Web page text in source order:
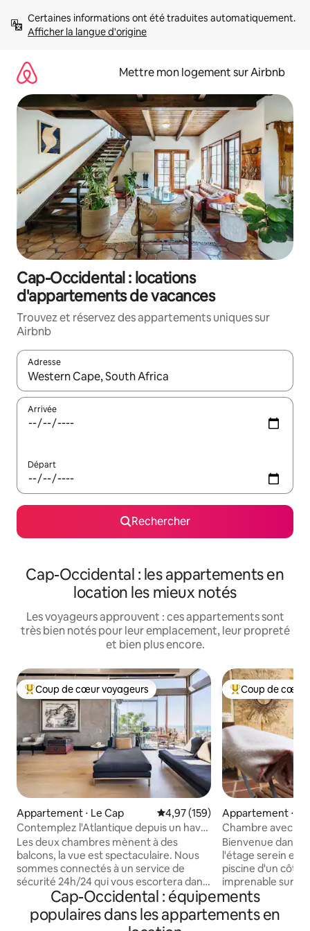
directement
Afficher la langue d'origine
Mettre mon logement sur Airbnb
Cap-Occidental : locations
d'appartements de vacances
Trouvez et réservez des appartements uniques sur
Airbnb
Adresse
Lorsque les résultats s'affichent, utilisez les flèches vers le
Arrivée
Départ
Rechercher
Cap-Occidental : les appartements en
location les mieux notés
Les voyageurs approuvent : ces appartements sont
très bien notés pour leur emplacement, leur propreté
et bien plus encore.
Coups de cœur voyageurs les plus appréciés
Coup de cœur voyageurs
Appartement ⋅ Le Cap Évaluation moyenne sur la
4,97 (159)
Contemplez l'Atlantique depuis un havre
vitré
Les deux chambres mènent à des
balcons, la vue est spectaculaire. Nous
sommes connectés à un service de
sécurité 24h/24 qui vous escortera dans
l'appartement si vous rentrez tard ou
seul. L'ensemble de l'appartement est
disponible. Cuisine salon salle à manger
Coups de cœur
Coup de cœur
Appartement ⋅
Chambre avec
Bienvenue dans
l'étage serein et
piscine d'un côté
imprenable sur la
chambre elle-
confortable et
de rangements,
Cap-Occidental : équipements
populaires dans les appartements en